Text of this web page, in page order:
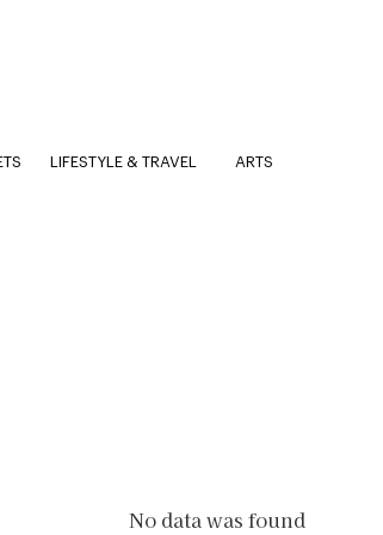
LIFESTYLE & TRAVEL ARTS
No data was found